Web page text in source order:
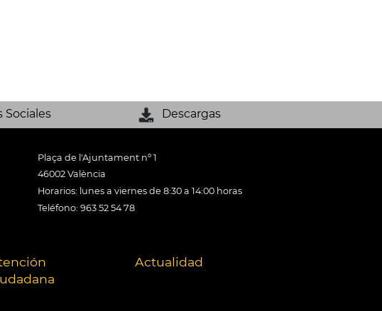
Sociales Descargas
Plaça de l'Ajuntament nº 1
46002 València
Horarios: lunes a viernes de 8:30 a 14:00 horas
Teléfono: 963 52 54 78
Actualidad